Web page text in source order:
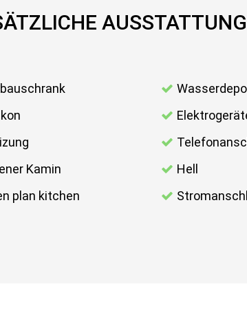
AUSSTATTUNG
Kamin
plan kitchen
Hell